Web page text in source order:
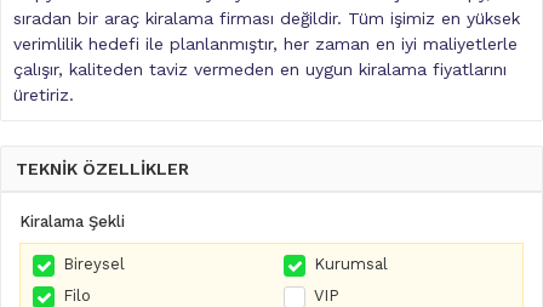
sıradan bir araç kiralama firması değildir. Tüm işimiz en yüksek
verimlilik hedefi ile planlanmıştır, her zaman en iyi maliyetlerle
çalışır, kaliteden taviz vermeden en uygun kiralama fiyatlarını
üretiriz.
TEKNİK ÖZELLİKLER
Kiralama Şekli
Bireysel
Kurumsal
Filo
VIP